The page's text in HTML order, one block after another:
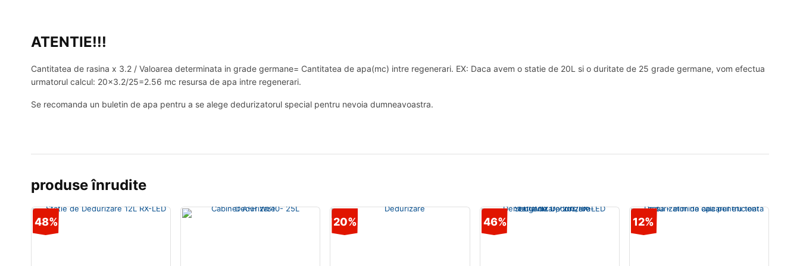
ATENTIE!!!
Cantitatea de rasina x 3.2 / Valoarea determinata in grade germane= Cantitatea de apa(mc) intre regenerari. EX: Daca avem o statie de 20L si o duritate de 25 grade germane, vom efectua
urmatorul calcul: 20×3.2/25=2.56 mc resursa de apa intre regenerari.
Se recomanda un buletin de apa pentru a se alege dedurizatorul special pentru nevoia dumneavoastra.
produse înrudite
48% 20% 46% 12%